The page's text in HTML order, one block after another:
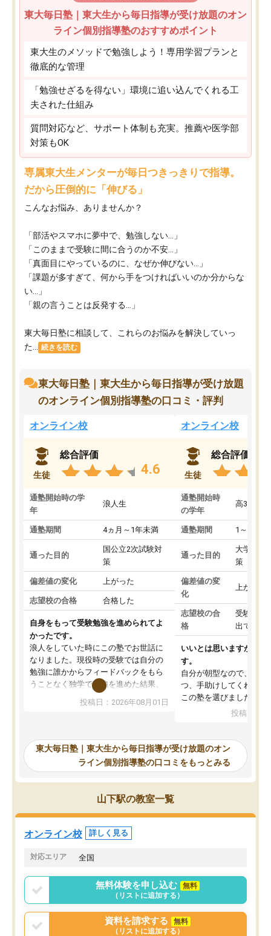
東大毎日塾｜東大生から毎日指導が受け放題のオン
ライン個別指導塾のおすすめポイント
東大生のメソッドで勉強しよう！専用学習プランと
徹底的な管理
「勉強せざるを得ない」環境に追い込んでくれる工
夫された仕組み
質問対応など、サポート体制も充実。推薦や医学部
対策もOK
専属東大生メンターが毎日つきっきりで指導。
だから圧倒的に「伸びる」
こんなお悩み、ありませんか？
「部活やスマホに夢中で、勉強しない…」
「このままで受験に間に合うのか不安…」
「真面目にやっているのに、なぜか伸びない…」
「課題が多すぎて、何から手をつければいいのか分からな
い…」
「親の言うことは反発する…」
東大毎日塾に相談して、これらのお悩みを解決していっ
た...
続きを読む
東大毎日塾｜東大生から毎日指導が受け放題
のオンライン個別指導塾の口コミ・評判
オンライン校
生徒
総合評価
4.6
通塾開始時の学
年
浪人生
通塾期間 4ヵ月～1年未満
通った目的
国公立2次試験対
策
偏差値の変化 上がった
志望校の合格 合格した
自身をもって受験勉強を進められてよ
かったです。
浪人をしていた時にこの塾でお世話に
なりました。現役時の受験では自分の
勉強に誰かからフィードバックをもら
うことなく独学で勉強を進めた結果、
入試本番に地歴の学習が間に合わず不
合格となってしまいました。その経験
東大毎日塾にたどり着きました。学習
の長期計画や日々の勉強のやり方につ
いて客観的なアドバイスをいただけた
ので、自信をもって受験勉強を進める
ことができました。自分のように勉強
のやり方や進捗管理で苦労している方
には特におすすめしたい塾です。
投稿日：2026年08月01日
オンライン校
生徒
総合評価
通塾開始時
の学年
高3
通塾期間 1～3ヵ月
通った目的
大学入学
策
偏差値の変
化
上がった
志望校の合
格
受験して
出ていな
いいとは思いますが、料
す。
自分が朝型なので、自習
つ、手助けしてくれる設
この塾を選びました。
投稿日：
東大毎日塾｜東大生から毎日指導が受け放題のオン
ライン個別指導塾の口コミをもっとみる
山下駅の教室一覧
オンライン校 詳しく見る
対応エリア 全国
無料体験を申し込む
無料
（リストに追加する）
資料を請求する
無料
（リストに追加する）